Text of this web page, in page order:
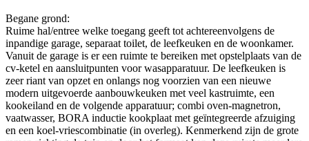
Begane grond:
Ruime hal/entree welke toegang geeft tot achtereenvolgens de
inpandige garage, separaat toilet, de leefkeuken en de woonkamer.
Vanuit de garage is er een ruimte te bereiken met opstelplaats van de
cv-ketel en aansluitpunten voor wasapparatuur. De leefkeuken is
zeer riant van opzet en onlangs nog voorzien van een nieuwe
modern uitgevoerde aanbouwkeuken met veel kastruimte, een
kookeiland en de volgende apparatuur; combi oven-magnetron,
vaatwasser, BORA inductie kookplaat met geïntegreerde afzuiging
en een koel-vriescombinatie (in overleg). Kenmerkend zijn de grote